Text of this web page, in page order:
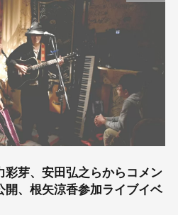
彩芽、安田弘之らからコメン
開、根矢涼香参加ライブイベ